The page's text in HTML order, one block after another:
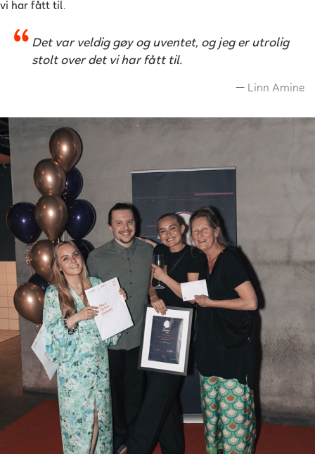
vi har fått til.
Det var veldig gøy og uventet, og jeg er utrolig
stolt over det vi har fått til.
Linn Amine